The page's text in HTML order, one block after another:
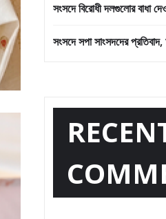
সংসদে বিরোধী দলগুলোর বাধা
সংসদে সপা সাংসদদের